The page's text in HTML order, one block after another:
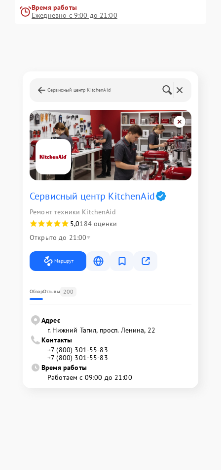
Время работы
Ежедневно с 9:00 до 21:00
Сервисный центр KitchenAid
Сервисный центр KitchenAid
Ремонт техники KitchenAid
5,0184 оценки
Открыто до 21:00
Маршрут
ОбзорОтзывы 200
Адрес
г. Нижний Тагил, просп. Ленина, 22
Контакты
+7 (800) 301-55-83
+7 (800) 301-55-83
Время работы
Работаем с 09:00 до 21:00